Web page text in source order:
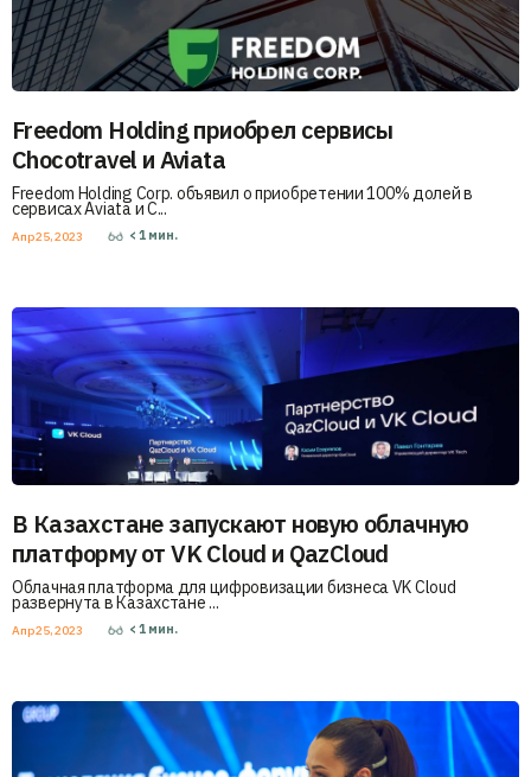
Freedom Holding приобрел сервисы
Chocotravel и Aviata
Freedom Holding Corp. объявил о приобретении 100% долей в
сервисах Aviata и С...
Апр 25, 2023 < 1 мин.
В Казахстане запускают новую облачную
платформу от VK Cloud и QazCloud
Облачная платформа для цифровизации бизнеса VK Cloud
развернута в Казахстане ...
Апр 25, 2023 < 1 мин.